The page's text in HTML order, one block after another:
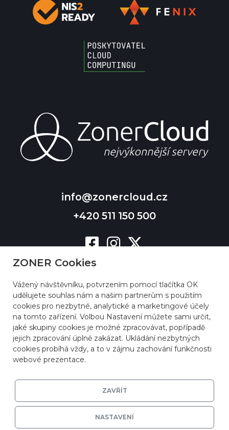
info@zonercloud.cz
+420 511 150 500
ZONER Cookies
Vážený návštěvníku, potvrzením pomocí tlačítka OK
udělujete souhlas nám a našim partnerům s použitím
cookies pro nezbytné, analytické a marketingové účely
na tomto zařízení. Volbou Nastavení můžete sami určit,
jaké skupiny cookies je možné zpracovávat, popřípadě
jejich zpracování úplně zakázat. Ukládání nezbytných
cookies probíhá vždy, a to v zájmu zachování funkčnosti
webové prezentace.
ZAVŘÍT
NASTAVENÍ